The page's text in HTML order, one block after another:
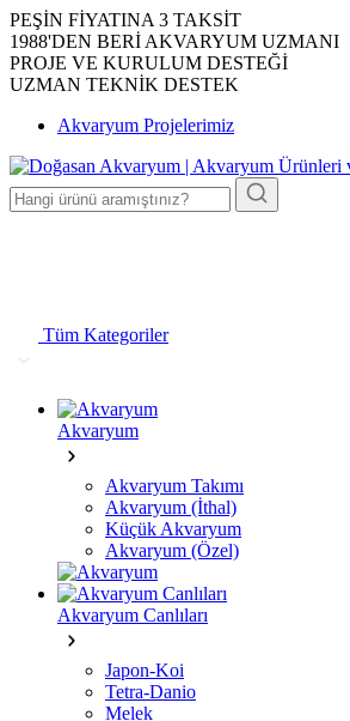
PEŞİN FİYATINA 3 TAKSİT
1988'DEN BERİ AKVARYUM UZMANI
PROJE VE KURULUM DESTEĞİ
UZMAN TEKNİK DESTEK
Akvaryum Projelerimiz
Tüm Kategoriler
Akvaryum
Akvaryum Takımı
Akvaryum (İthal)
Küçük Akvaryum
Akvaryum (Özel)
Akvaryum Canlıları
Japon-Koi
Tetra-Danio
Melek